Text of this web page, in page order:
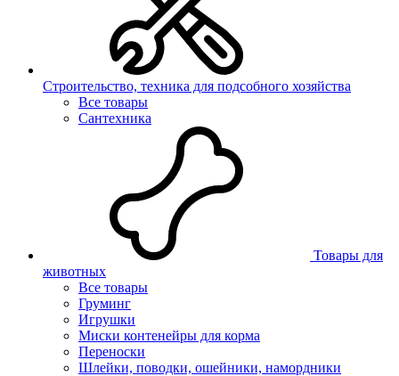
Строительство, техника для подсобного хозяйства
Все товары
Сантехника
Товары для
животных
Все товары
Груминг
Игрушки
Миски контенейры для корма
Переноски
Шлейки, поводки, ошейники, намордники